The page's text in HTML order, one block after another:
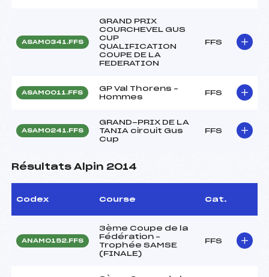
ASAM0341.FFS
GRAND PRIX
COURCHEVEL GUS
CUP
QUALIFICATION
COUPE DE LA
FEDERATION
FFS
ASAM0011.FFS
GP Val Thorens –
Hommes
FFS
ASAM0241.FFS
GRAND-PRIX DE LA
TANIA circuit Gus
Cup
FFS
Résultats Alpin 2014
Codex Course Cat.
ANAM0152.FFS
3ème Coupe de la
Fédération –
Trophée SAMSE
(FINALE)
FFS